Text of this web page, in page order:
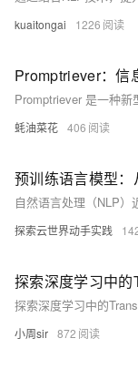
kuaitongai 1226
蚝油菜花 406
预训练语言模型
探索云世界动手实践
探索深度学习中的
小周sir 872